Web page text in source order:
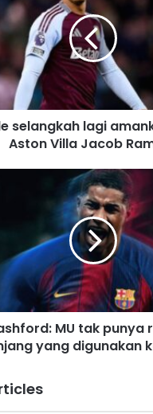
selangkah lagi
Aston Villa Jacob
MU tak punya
yang digunakan